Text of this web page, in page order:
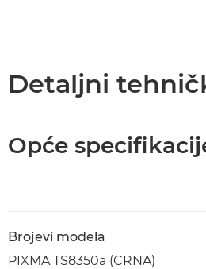
Detaljni
Opće
Brojevi modela
PIXMA TS8350a (CRNA)